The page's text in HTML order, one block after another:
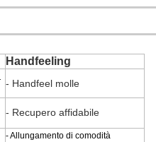
Handfeeling
- Handfeel molle
- Recupero affidabile
- Allungamento di comodità